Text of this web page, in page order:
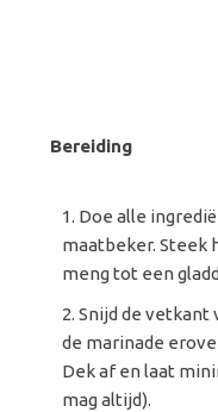
Bereiding
Doe alle
maatbeker. Steek
meng tot een
Snijd de vetkant
de marinade
Dek af en laat
mag altijd).